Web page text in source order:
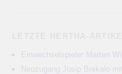
Einwechselspieler Marten
Neuzugang Josip Brekalo